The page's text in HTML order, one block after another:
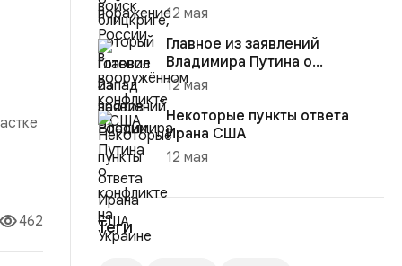
462
12 мая
Главное из заявлений
Владимира Путина о
конфликте на Украине
12 мая
Некоторые пункты ответа
Ирана США
12 мая
Теги